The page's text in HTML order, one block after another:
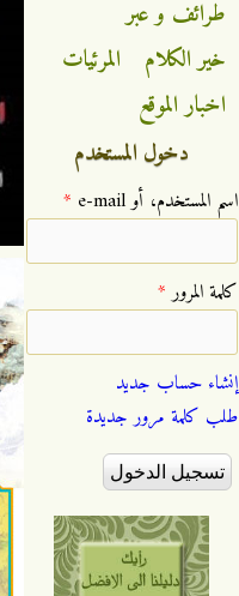
طرائف و عبر
خير الكلام
المرئيات
اخبار الموقع
دخول المستخدم
‏اسم المستخدم، أو e-mail ‏ *
‏كلمة المرور ‏*
إنشاء حساب جديد
طلب كلمة مرور جديدة